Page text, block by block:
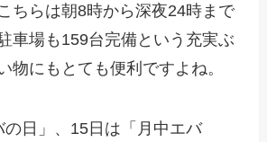
ちらは朝8時から深夜24時まで
車場も159台完備という充実ぶ
物にもとても便利ですよね。
日」、15日は「月中エバ